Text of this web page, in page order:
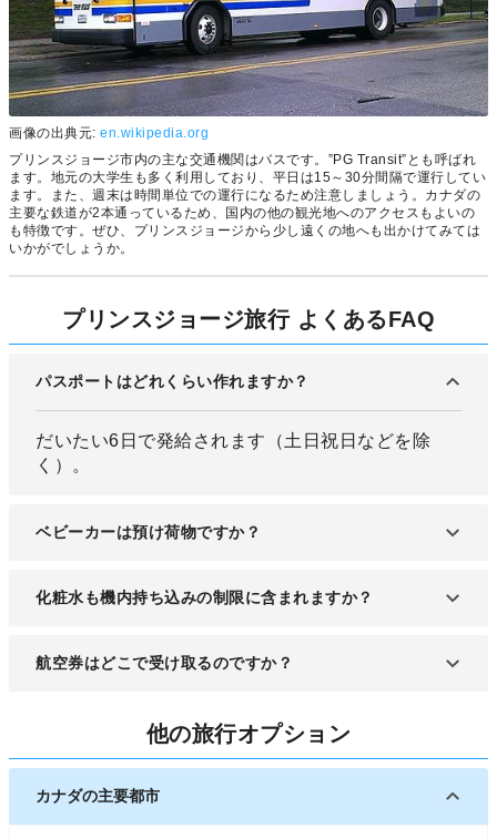
画像の出典元: en.wikipedia.org
プリンスジョージ市内の主な交通機関はバスです。”PG Transit”とも呼ばれ
ます。地元の大学生も多く利用しており、平日は15～30分間隔で運行してい
ます。また、週末は時間単位での運行になるため注意しましょう。カナダの
主要な鉄道が2本通っているため、国内の他の観光地へのアクセスもよいの
も特徴です。ぜひ、プリンスジョージから少し遠くの地へも出かけてみては
いかがでしょうか。
プリンスジョージ旅行 よくあるFAQ
パスポートはどれくらい作れますか？
だいたい6日で発給されます（土日祝日などを除
く）。
ベビーカーは預け荷物ですか？
預け荷物になります。
化粧水も機内持ち込みの制限に含まれますか？
含まれます。機内へ持ち込む場合は100ml以下の容
航空券はどこで受け取るのですか？
出発日に各航空会社のカウンター（空港内）で受け
他の旅行オプション
カナダの主要都市